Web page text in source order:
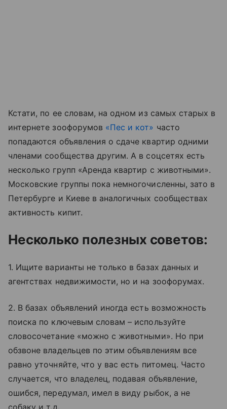
Кстати, по ее словам, на одном из самых старых в
интернете зоофорумов «Пес и кот» часто
попадаются объявления о сдаче квартир одними
членами сообщества другим. А в соцсетях есть
несколько групп «Аренда квартир с животными».
Московские группы пока немногочисленны, зато в
Петербурге и Киеве в аналогичных сообществах
активность кипит.
Несколько полезных советов:
1. Ищите варианты не только в базах данных и
агентствах недвижимости, но и на зоофорумах.
2. В базах объявлений иногда есть возможность
поиска по ключевым словам – используйте
словосочетание «можно с животными». Но при
обзвоне владельцев по этим объявлениям все
равно уточняйте, что у вас есть питомец. Часто
случается, что владелец, подавая объявление,
ошибся, передумал, имел в виду рыбок, а не
собаку и т.д.